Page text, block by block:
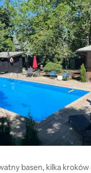
basen, kilka kroków